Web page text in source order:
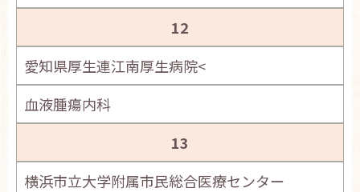
12
愛知県厚生連江南厚生病院<
血液腫瘍内科
13
横浜市立大学附属市民総合医療センター